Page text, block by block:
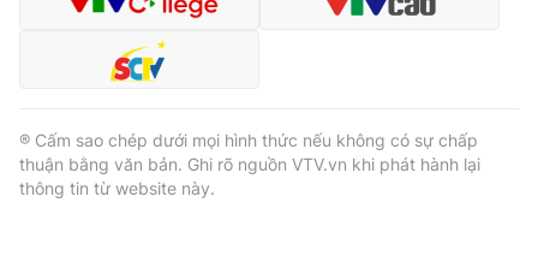
® Cấm sao chép dưới mọi hình thức nếu không có sự chấp
thuận bằng văn bản. Ghi rõ nguồn VTV.vn khi phát hành lại
thông tin từ website này.